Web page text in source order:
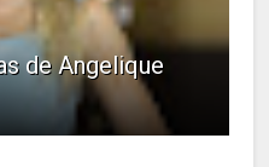
de Angelique